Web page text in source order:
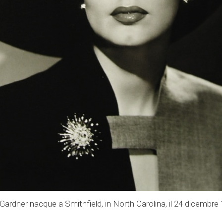
nacque a Smithfield, in North Carolina, il 24 dicembre